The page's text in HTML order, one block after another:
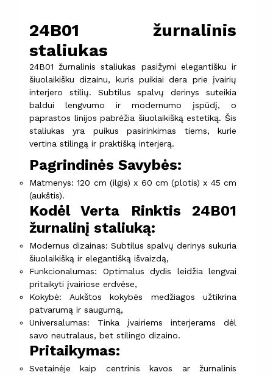
24B01 žurnalinis
staliukas
24B01 žurnalinis staliukas pasižymi elegantišku ir
šiuolaikišku dizainu, kuris puikiai dera prie įvairių
interjero stilių. Subtilus spalvų derinys suteikia
baldui lengvumo ir modernumo įspūdį, o
paprastos linijos pabrėžia šiuolaikišką estetiką. Šis
staliukas yra puikus pasirinkimas tiems, kurie
vertina stilingą ir praktišką interjerą.
Pagrindinės Savybės:
Matmenys: 120 cm (ilgis) x 60 cm (plotis) x 45 cm
(aukštis).
Kodėl Verta Rinktis 24B01
žurnalinį staliuką:
Modernus dizainas: Subtilus spalvų derinys sukuria
šiuolaikišką ir elegantišką išvaizdą,
Funkcionalumas: Optimalus dydis leidžia lengvai
pritaikyti įvairiose erdvėse,
Kokybė: Aukštos kokybės medžiagos užtikrina
patvarumą ir saugumą,
Universalumas: Tinka įvairiems interjerams dėl
savo neutralaus, bet stilingo dizaino.
Pritaikymas:
Svetainėje kaip centrinis kavos ar žurnalinis